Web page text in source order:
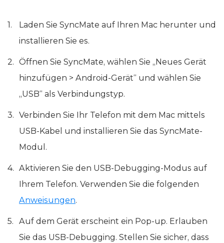
Laden Sie SyncMate auf Ihren Mac herunter und
installieren Sie es.
Öffnen Sie SyncMate, wählen Sie „Neues Gerät
hinzufügen > Android-Gerät“ und wählen Sie
„USB“ als Verbindungstyp.
Verbinden Sie Ihr Telefon mit dem Mac mittels
USB-Kabel und installieren Sie das SyncMate-
Modul.
Aktivieren Sie den USB-Debugging-Modus auf
Ihrem Telefon. Verwenden Sie die folgenden
Anweisungen.
Auf dem Gerät erscheint ein Pop-up. Erlauben
Sie das USB-Debugging. Stellen Sie sicher, dass